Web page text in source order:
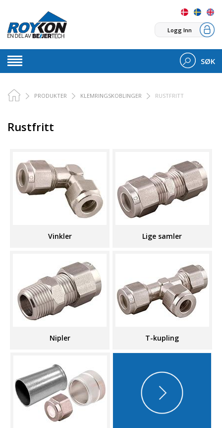
Logg Inn
SØK
PRODUKTER KLEMRINGSKOBLINGER RUSTFRITT
Rustfritt
Vinkler Lige samler
Nipler T-kupling